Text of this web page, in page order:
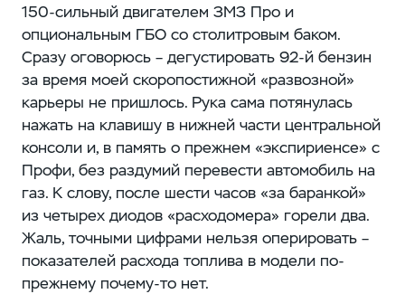
150-сильный двигателем ЗМЗ Про и
опциональным ГБО со столитровым баком.
Сразу оговорюсь – дегустировать 92-й бензин
за время моей скоропостижной «развозной»
карьеры не пришлось. Рука сама потянулась
нажать на клавишу в нижней части центральной
консоли и, в память о прежнем «экспириенсе» с
Профи, без раздумий перевести автомобиль на
газ. К слову, после шести часов «за баранкой»
из четырех диодов «расходомера» горели два.
Жаль, точными цифрами нельзя оперировать –
показателей расхода топлива в модели по-
прежнему почему-то нет.